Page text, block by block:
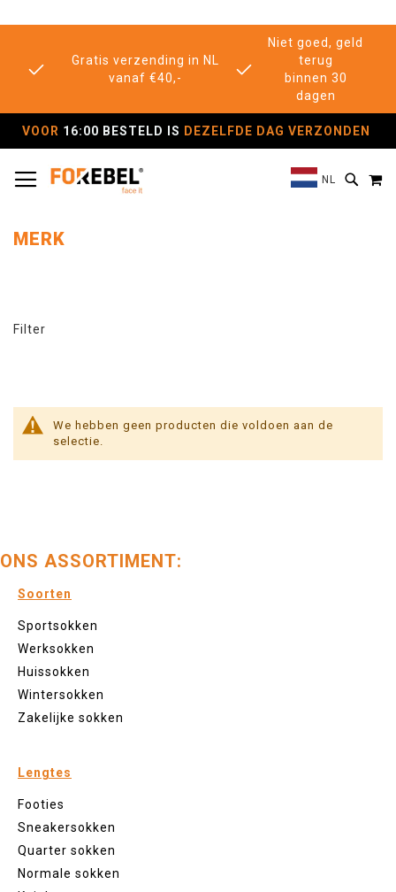
Gratis verzending in NL
vanaf €40,-
Niet goed, geld
terug
binnen 30
dagen
VOOR 16:00 BESTELD IS DEZELFDE DAG VERZONDEN
NL
MERK
We hebben geen producten die voldoen aan de
selectie.
Filter
ONS ASSORTIMENT:
Soorten
Sportsokken
Werksokken
Huissokken
Wintersokken
Zakelijke sokken
Lengtes
Footies
Sneakersokken
Quarter sokken
Normale sokken